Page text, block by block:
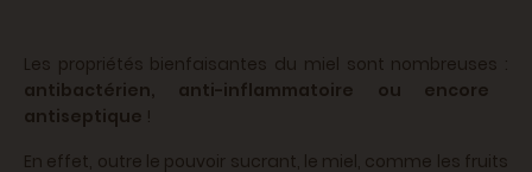
Les propriétés bienfaisantes du miel sont nombreuses :
antibactérien, anti-inflammatoire ou encore
antiseptique !
En effet, outre le pouvoir sucrant, le miel, comme les fruits